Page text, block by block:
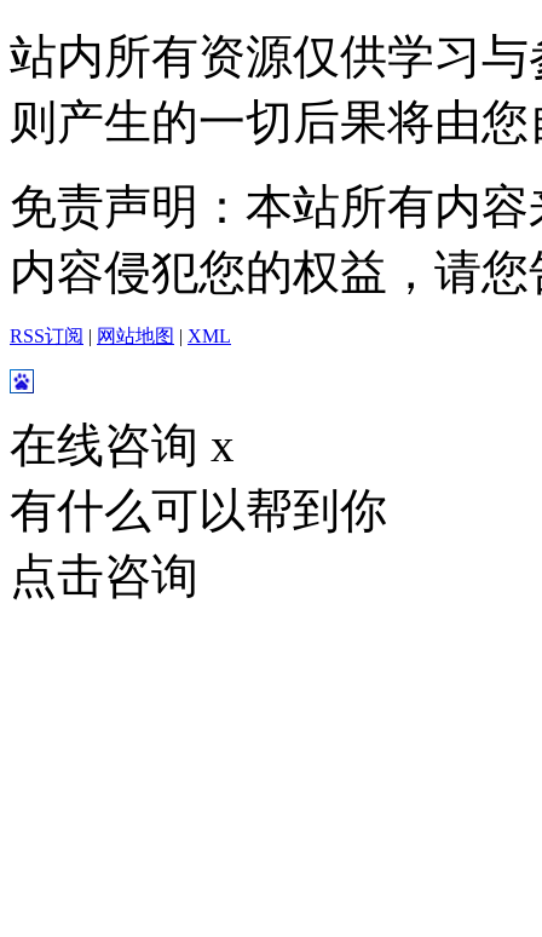
站内所有资源仅供学习
则产生的一切后果将由
免责声明：本站所有内
内容侵犯您的权益，请
RSS订阅 | 网站地图 | XML
在线咨询 x
有什么可以帮到你
点击咨询